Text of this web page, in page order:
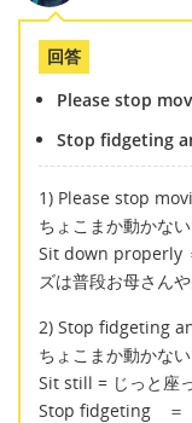
回答
Please stop
Stop fidgeting
1) Please stop
ちょこまか動かな
Sit down properly
ズは普段お母さん
2) Stop fidgeting
ちょこまか動かな
Sit still = じっと座
Stop fidgeting ＝